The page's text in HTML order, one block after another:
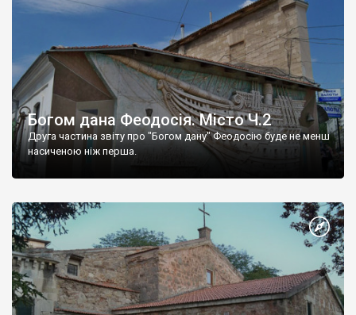
Богом дана Феодосія. Місто Ч.2
Друга частина звіту про "Богом дану" Феодосію буде не менш
насиченою ніж перша.